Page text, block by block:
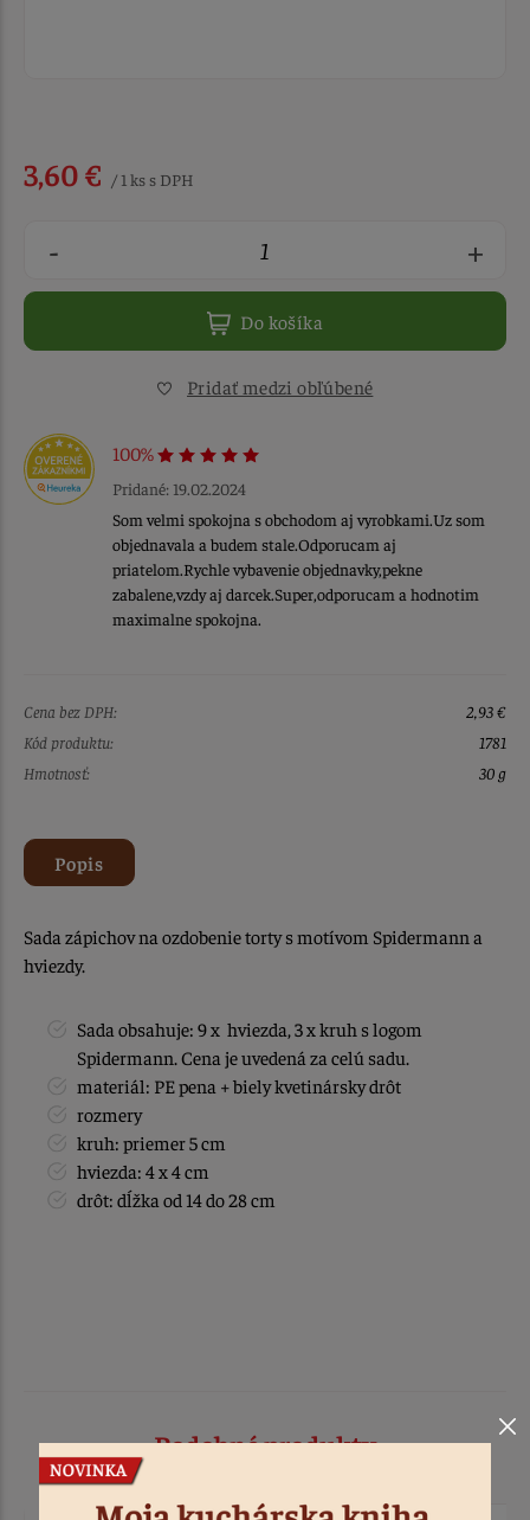
3,60 € / 1 ks s DPH
- +
Do košíka
Pridať medzi obľúbené
100%
Pridané: 19.02.2024
Som velmi spokojna s obchodom aj vyrobkami.Uz som
objednavala a budem stale.Odporucam aj
priatelom.Rychle vybavenie objednavky,pekne
zabalene,vzdy aj darcek.Super,odporucam a hodnotim
maximalne spokojna.
Cena bez DPH:
2,93 €
Kód produktu:
1781
Hmotnosť:
30 g
Popis
Sada zápichov na ozdobenie torty s motívom Spidermann a
hviezdy.
Sada obsahuje: 9 x hviezda, 3 x kruh s logom
Spidermann. Cena je uvedená za celú sadu.
materiál: PE pena + biely kvetinársky drôt
rozmery
kruh: priemer 5 cm
hviezda: 4 x 4 cm
drôt: dĺžka od 14 do 28 cm
Podobné produkty